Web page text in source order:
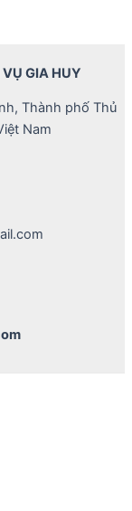
GIA HUY
Thành phố Thủ
Nam